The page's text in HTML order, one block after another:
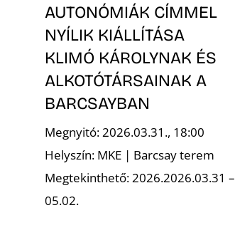
AUTONÓMIÁK CÍMMEL
NYÍLIK KIÁLLÍTÁSA
KLIMÓ KÁROLYNAK ÉS
ALKOTÓTÁRSAINAK A
BARCSAYBAN
Megnyitó: 2026.03.31., 18:00
Helyszín: MKE | Barcsay terem
Megtekinthető: 2026.2026.03.31 –
05.02.